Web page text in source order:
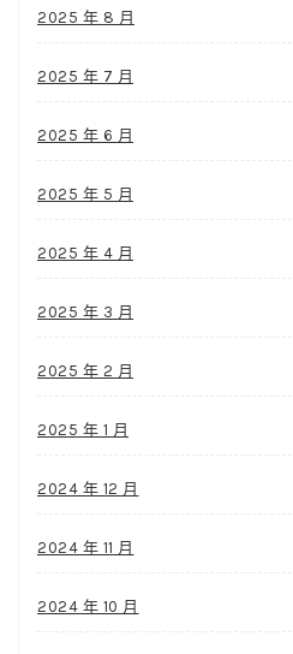
2025 年 8 月
2025 年 7 月
2025 年 6 月
2025 年 5 月
2025 年 4 月
2025 年 3 月
2025 年 2 月
2025 年 1 月
2024 年 12 月
2024 年 11 月
2024 年 10 月